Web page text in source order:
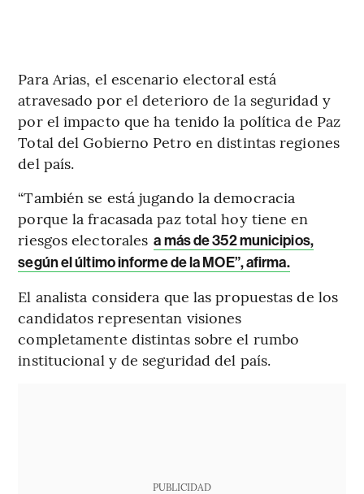
Para Arias, el escenario electoral está
atravesado por el deterioro de la seguridad y
por el impacto que ha tenido la política de Paz
Total del Gobierno Petro en distintas regiones
del país.
“También se está jugando la democracia
porque la fracasada paz total hoy tiene en
riesgos electorales a más de 352 municipios,
según el último informe de la MOE”, afirma.
El analista considera que las propuestas de los
candidatos representan visiones
completamente distintas sobre el rumbo
institucional y de seguridad del país.
PUBLICIDAD